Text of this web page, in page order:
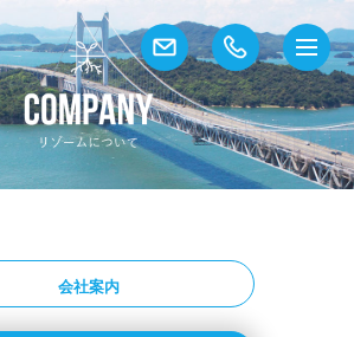
会社案内